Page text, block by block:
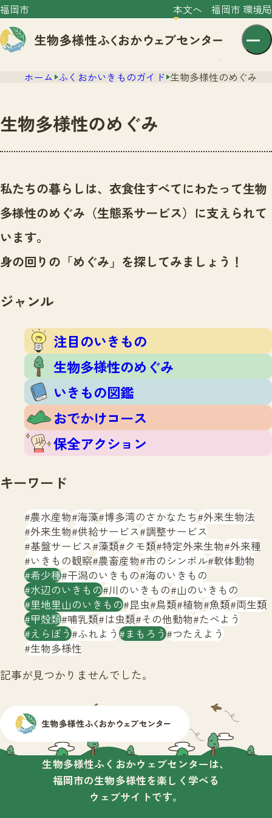
福岡市 本文へ 福岡市 環境局
センター紹介
センター紹介TOP
サイトポリシー
ニュース
いきものガイド
いきものガイドTOP
生物多様性のめぐみ
おでかけコース
保全アクション
イベント
調査レポート
調査レポートTOP
調査結果
ふくおかいきものマップ
マッチング
マッチングTOP
掲載申し込みフォーム
お問合せ
生物多様性ふくおかウェブセンターとは
サイトマップ
ホーム ふくおかいきものガイド 生物多様性のめぐみ
生物多様性のめぐみ
私たちの暮らしは、衣食住すべてにわたって生物
多様性のめぐみ（生態系サービス）に支えられて
います。
身の回りの「めぐみ」を探してみましょう！
ジャンル
注目のいきもの
生物多様性のめぐみ
いきもの図鑑
おでかけコース
保全アクション
キーワード
農水産物 海藻 博多湾のさかなたち 外来生物法
外来生物 供給サービス 調整サービス
基盤サービス 藻類 クモ類 特定外来生物 外来種
いきもの観察 農畜産物 市のシンボル 軟体動物
希少種 干潟のいきもの 海のいきもの
水辺のいきもの 川のいきもの 山のいきもの
里地里山のいきもの 昆虫 鳥類 植物 魚類 両生類
甲殻類 哺乳類 は虫類 その他動物 たべよう
えらぼう ふれよう まもろう つたえよう
生物多様性
記事が見つかりませんでした。
生物多様性ふくおかウェブセンターは、
福岡市の生物多様性を楽しく学べる
ウェブサイトです。